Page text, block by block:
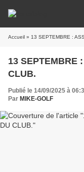
Accueil » 13 SEPTEMBRE :
13 SEPTEMBRE
CLUB.
Publié le 14/09/2025 à
Par MIKE-GOLF